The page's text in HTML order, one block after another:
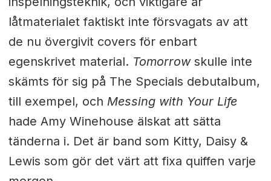
låtmaterialet faktiskt inte försvagats av att
de nu övergivit covers för enbart
egenskrivet material. Tomorrowskulle inte
skämts för sig på The Specials debutalbum,
till exempel, och Messing with Your Life
hade Amy Winehouse älskat att sätta
tänderna i. Det är band som Kitty, Daisy &
Lewis som gör det värt att fixa quiffen varje